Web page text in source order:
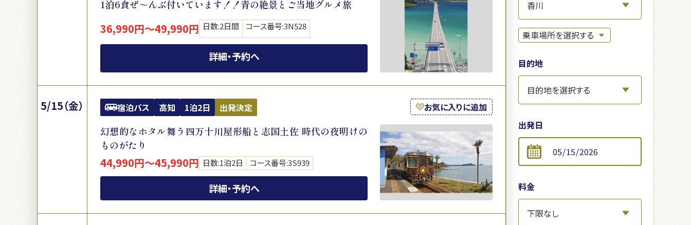
1泊6食ぜ～んぶ付いています！！青の絶景とご当地グルメ旅
36,990円～49,990円 日数:2日間 コース番号:3N528
詳細・予約へ
5/15（金） 宿泊バス 高知 1泊2日 出発決定 お気に入りに追加
幻想的なホタル舞う四万十川屋形船と志国土佐 時代の夜明けの
ものがたり
44,990円～45,990円 日数:1泊2日 コース番号:3S939
詳細・予約へ
目的地
出発日
料金